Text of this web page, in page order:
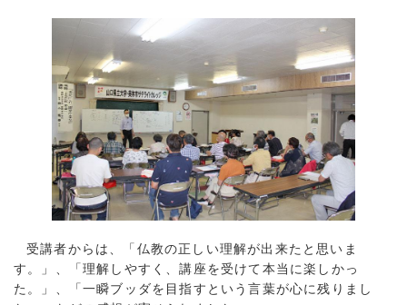
受講者からは、「仏教の正しい理解が出来たと思いま
す。」、「理解しやすく、講座を受けて本当に楽しかっ
た。」、「一瞬ブッダを目指すという言葉が心に残りまし